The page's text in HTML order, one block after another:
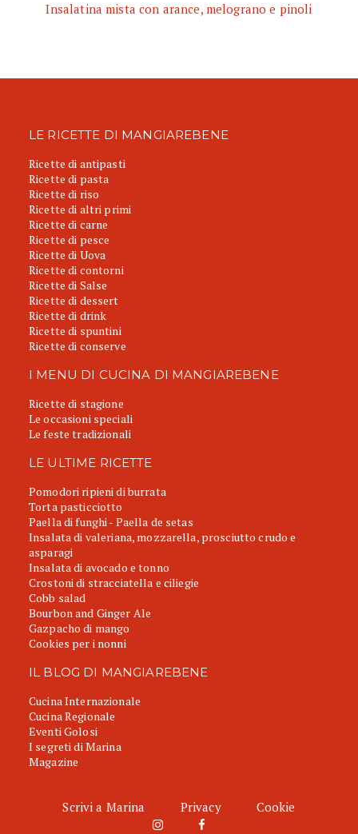
Insalatina mista con arance, melograno e pinoli
LE RICETTE DI MANGIAREBENE
Ricette di antipasti
Ricette di pasta
Ricette di riso
Ricette di altri primi
Ricette di carne
Ricette di pesce
Ricette di Uova
Ricette di contorni
Ricette di Salse
Ricette di dessert
Ricette di drink
Ricette di spuntini
Ricette di conserve
I MENU DI CUCINA DI MANGIAREBENE
Ricette di stagione
Le occasioni speciali
Le feste tradizionali
LE ULTIME RICETTE
Pomodori ripieni di burrata
Torta pasticciotto
Paella di funghi - Paella de setas
Insalata di valeriana, mozzarella, prosciutto crudo e
asparagi
Insalata di avocado e tonno
Crostoni di stracciatella e ciliegie
Cobb salad
Bourbon and Ginger Ale
Gazpacho di mango
Cookies per i nonni
IL BLOG DI MANGIAREBENE
Cucina Internazionale
Cucina Regionale
Eventi Golosi
I segreti di Marina
Magazine
Scrivi a Marina Privacy Cookie